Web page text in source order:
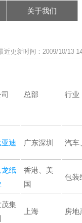
关于我们
近更新时间：2009/10/13
总部 行业
亚迪 广东深圳 汽车
龙纸
香港、美
国
包装
茂集
上海 房地